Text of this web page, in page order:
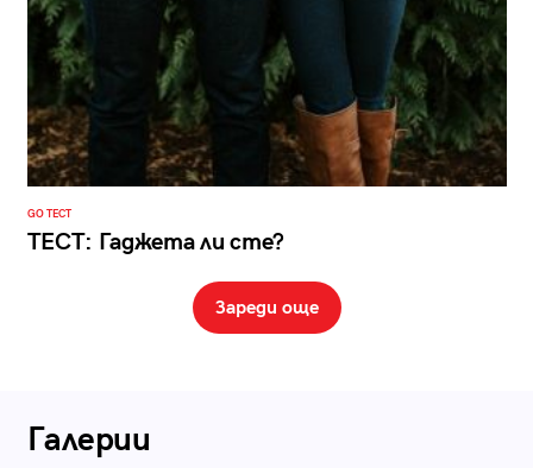
GO ТЕСТ
ТЕСТ: Гаджета ли сте?
Зареди още
Галерии